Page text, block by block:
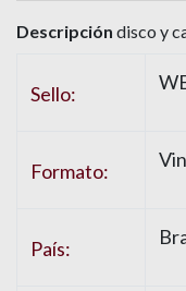
Descripción disco y
Sello:
Formato:
País: